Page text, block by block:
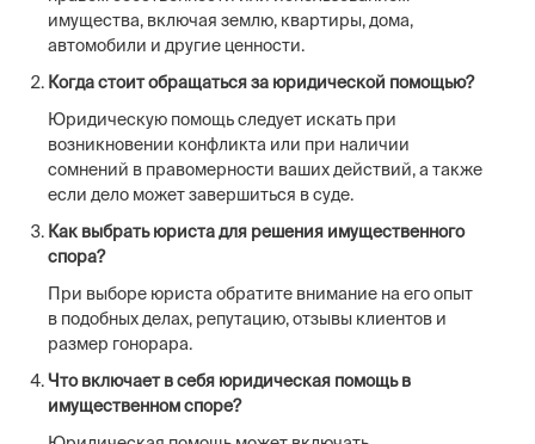
имущества, включая землю, квартиры, дома,
автомобили и другие ценности.
Когда стоит обращаться за юридической помощью?
Юридическую помощь следует искать при
возникновении конфликта или при наличии
сомнений в правомерности ваших действий, а также
если дело может завершиться в суде.
Как выбрать юриста для решения имущественного
спора?
При выборе юриста обратите внимание на его опыт
в подобных делах, репутацию, отзывы клиентов и
размер гонорара.
Что включает в себя юридическая помощь в
имущественном споре?